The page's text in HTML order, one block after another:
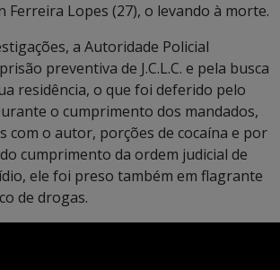
Ferreira Lopes (27), o levando à morte.
a Autoridade Policial
preventiva de J.C.L.C. e pela busca
residência, o que foi deferido pelo
o cumprimento dos mandados,
com o autor, porções de cocaína e por
cumprimento da ordem judicial de
ele foi preso também em flagrante
de drogas.